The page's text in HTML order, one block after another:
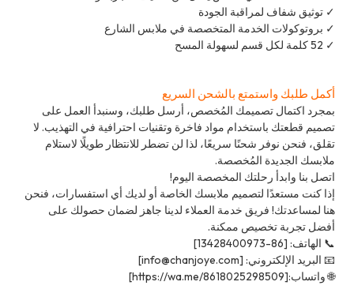
✓ توثيق شفاف لمراقبة الجودة
✓ بروتوكولات الخدمة المتخصصة في ملابس الشارع
✓ 52 كلمة لكل قسم لسهولة المسح
أكمل طلبك واستمتع بالشحن السريع
بمجرد اكتمال تصميمك المُخصص، أرسل طلبك، وسنبدأ العمل على
تصميم قطعتك باستخدام مواد فاخرة وتقنيات احترافية في التهذيب. لا
تقلق، فنحن نوفر شحنًا سريعًا، لذا لن تضطر للانتظار طويلًا لاستلام
ملابسك الجديدة المُخصصة.
اتصل بنا وابدأ رحلتك المخصصة اليوم!
إذا كنت مستعدًا لتصميم ملابسك الخاصة أو لديك أي استفسارات، فنحن
هنا لمساعدتك! فريق خدمة العملاء لدينا جاهز لضمان حصولك على
أفضل تجربة تخصيص ممكنة.
📞 الهاتف: [86-13428400973]
📧 البريد الإلكتروني: [info@chanjoye.com]
🌐 واتساب:[https://wa.me/8618025298509]